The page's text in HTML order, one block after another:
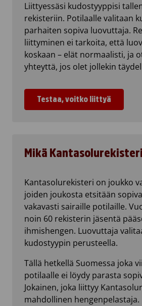
Liittyessäsi kudostyyppisi
rekisteriin. Potilaalle valitaan
parhaiten sopiva luovuttaja.
liittyminen ei tarkoita, että
koskaan – elät normaalisti, ja
yhteyttä, jos olet jollekin
Testaa, voitko liittyä
Mikä
Kantasolurekisteri on joukko
joiden joukosta etsitään
vakavasti sairaille potilaille.
noin 60 rekisterin jäsentä
ihmishengen. Luovuttaja
kudostyypin perusteella.
Tällä hetkellä Suomessa joka
potilaalle ei löydy parasta
Jokainen, joka liittyy
mahdollinen hengenpelastaja.